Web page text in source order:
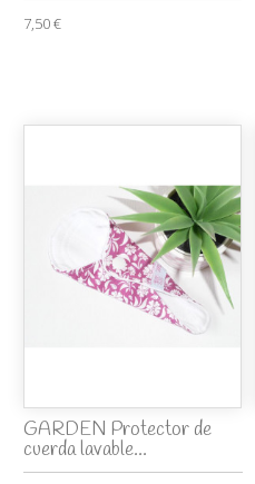
7,50 €
GARDEN Protector de
cuerda lavable...